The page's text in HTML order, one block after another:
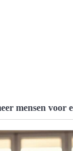
mensen voor